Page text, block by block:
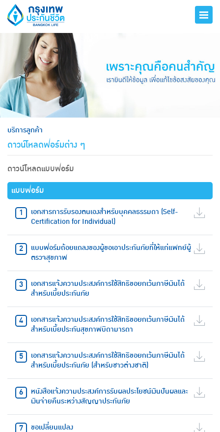
บริการลูกค้า
ดาวน์โหลดฟอร์มต่าง ๆ
ดาวน์โหลดแบบฟอร์ม
แบบฟอร์ม
เอกสารการรับรองตนเองสำหรับบุคคลธรรมดา (Self-
Certification for Individual)
แบบฟอร์มถ้อยแถลงของผู้ขอเอาประกันภัยที่ให้แก่แพทย์ผู้
ตรวจสุขภาพ
เอกสารแจ้งความประสงค์การใช้สิทธิขอยกเว้นภาษีเงินได้
สำหรับเบี้ยประกันภัย
เอกสารแจ้งความประสงค์การใช้สิทธิขอยกเว้นภาษีเงินได้
สำหรับเบี้ยประกันสุขภาพบิดามารดา
เอกสารแจ้งความประสงค์การใช้สิทธิขอยกเว้นภาษีเงินได้
สำหรับเบี้ยประกันภัย (สำหรับชาวต่างชาติ)
หนังสือแจ้งความประสงค์การรับผลประโยชน์เงินปันผลและ
เงินจ่ายคืนระหว่างสัญญาประกันภัย
ขอเปลี่ยนแปลง